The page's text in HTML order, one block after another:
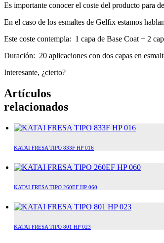
Es importante conocer el coste del producto para
En el caso de los esmaltes de Gelfix estamos
Este coste contempla: 1 capa de Base Coat + 2
Duración: 20 aplicaciones con dos capas en
Interesante, ¿cierto?
Artículos
relacionados
KATAI FRESA TIPO 833F HP 016
KATAI FRESA TIPO 260EF HP 060
KATAI FRESA TIPO 801 HP 023